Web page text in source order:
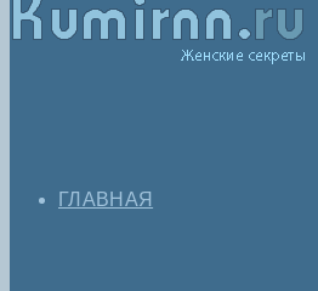
ГЛАВНАЯ